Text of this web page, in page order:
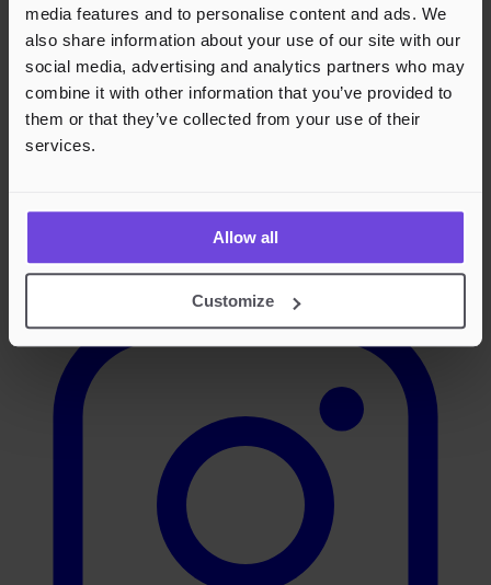
media features and to personalise content and ads. We
also share information about your use of our site with our
social media, advertising and analytics partners who may
combine it with other information that you’ve provided to
them or that they’ve collected from your use of their
services.
Allow all
Customize
Instagram